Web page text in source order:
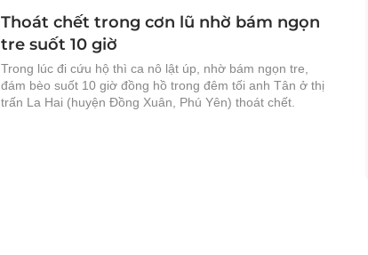
Thoát chết trong cơn lũ nhờ bám ngọn
tre suốt 10 giờ
Trong lúc đi cứu hộ thì ca nô lật úp, nhờ bám ngọn tre,
đám bèo suốt 10 giờ đồng hồ trong đêm tối anh Tân ở thị
trấn La Hai (huyện Đồng Xuân, Phú Yên) thoát chết.